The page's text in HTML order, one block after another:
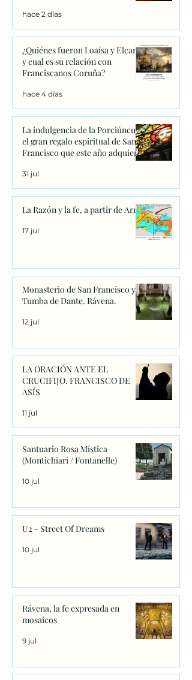
hace 2 días
¿Quiénes fueron Loaísa y Elcano
y cual es su relación con
Franciscanos Coruña?
hace 4 días
La indulgencia de la Porciúncula:
el gran regalo espiritual de San
Francisco que este año adquiere
31 jul
La Razón y la fe, a partir de Arrio
17 jul
Monasterio de San Francisco y
Tumba de Dante. Rávena.
12 jul
LA ORACIÓN ANTE EL
CRUCIFIJO. FRANCISCO DE
ASÍS
11 jul
Santuario Rosa Mística
(Montichiari / Fontanelle)
10 jul
U2 - Street Of Dreams
10 jul
Rávena, la fe expresada en
mosaicos
9 jul